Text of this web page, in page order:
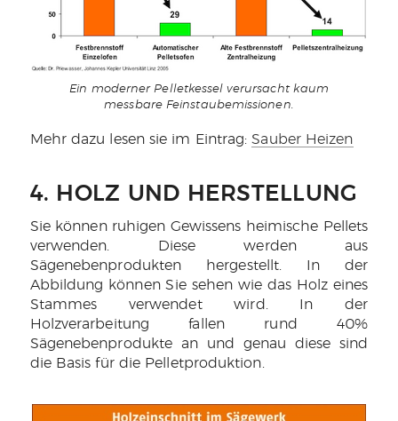
Ein moderner Pelletkessel verursacht kaum
messbare Feinstaubemissionen.
Mehr dazu lesen sie im Eintrag:Sauber Heizen
4. HOLZ UND HERSTELLUNG
Sie können ruhigen Gewissens heimische Pellets
verwenden. Diese werden aus
Sägenebenprodukten hergestellt. In der
Abbildung können Sie sehen wie das Holz eines
Stammes verwendet wird. In der
Holzverarbeitung fallen rund 40%
Sägenebenprodukte an und genau diese sind
die Basis für die Pelletproduktion.